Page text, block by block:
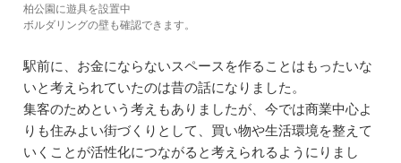
柏公園に遊具を設置中
ボルダリングの壁も確認できます。
駅前に、お金にならないスペースを作ることはもったいな
いと考えられていたのは昔の話になりました。
集客のためという考えもありましたが、今では商業中心よ
りも住みよい街づくりとして、買い物や生活環境を整えて
いくことが活性化につながると考えられるようにりまし